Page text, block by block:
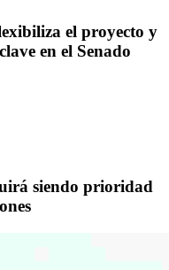
el proyecto y
en el Senado
siendo prioridad